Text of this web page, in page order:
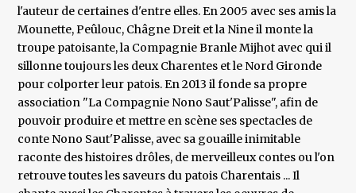
l'auteur de certaines d'entre elles. En 2005 avec ses amis la
Mounette, Peûlouc, Châgne Dreit et la Nine il monte la
troupe patoisante, la Compagnie Branle Mijhot avec qui il
sillonne toujours les deux Charentes et le Nord Gironde
pour colporter leur patois. En 2013 il fonde sa propre
association "La Compagnie Nono Saut'Palisse", afin de
pouvoir produire et mettre en scène ses spectacles de
conte Nono Saut'Palisse, avec sa gouaille inimitable
raconte des histoires drôles, de merveilleux contes ou l'on
retrouve toutes les saveurs du patois Charentais ... Il